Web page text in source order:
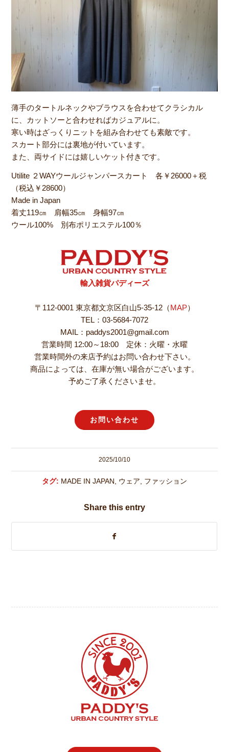
薄手のタートルネックやブラウスを合わせてクラシカル
に、カットソーと合わせればカジュアルに。
寒い時はざっくりニットを組み合わせても素敵です。
スカート部分には裏地が付いています。
また、両サイドには嬉しいケット付きです。
Utilite ２WAYウールジャンパースカート 各￥26000＋税
（税込￥28600）
Made in Japan
着丈119㎝ 肩幅35㎝ 身幅97㎝
ウール100% 別布ポリエステル100％
輸入雑貨パディーズ
〒112-0001 東京都文京区白山5-35-12（MAP）
TEL：03-5684-7072
MAIL：paddys2001@gmail.com
営業時間 12:00～18:00 定休：火曜・水曜
営業時間外の来店予約はお問い合わせ下さい。
商品によっては、在庫が無い場合がございます。
予めご了承くださいませ。
お問い合わせ
2025/10/10
タグ: MADE IN JAPAN , ウェア, ファッション
Share this entry